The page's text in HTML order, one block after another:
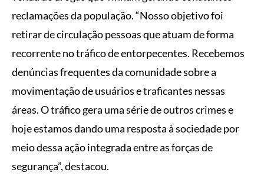
reclamações da população. “Nosso objetivo foi
retirar de circulação pessoas que atuam de forma
recorrente no tráfico de entorpecentes. Recebemos
denúncias frequentes da comunidade sobre a
movimentação de usuários e traficantes nessas
áreas. O tráfico gera uma série de outros crimes e
hoje estamos dando uma resposta à sociedade por
meio dessa ação integrada entre as forças de
segurança”, destacou.